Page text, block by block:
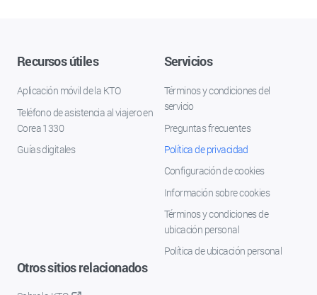
Recursos útiles
Aplicación móvil de la KTO
Teléfono de asistencia al viajero en
Corea 1330
Guías digitales
Servicios
Términos y condiciones del
servicio
Preguntas frecuentes
Política de privacidad
Configuración de cookies
Información sobre cookies
Términos y condiciones de
ubicación personal
Política de ubicación personal
Otros sitios relacionados